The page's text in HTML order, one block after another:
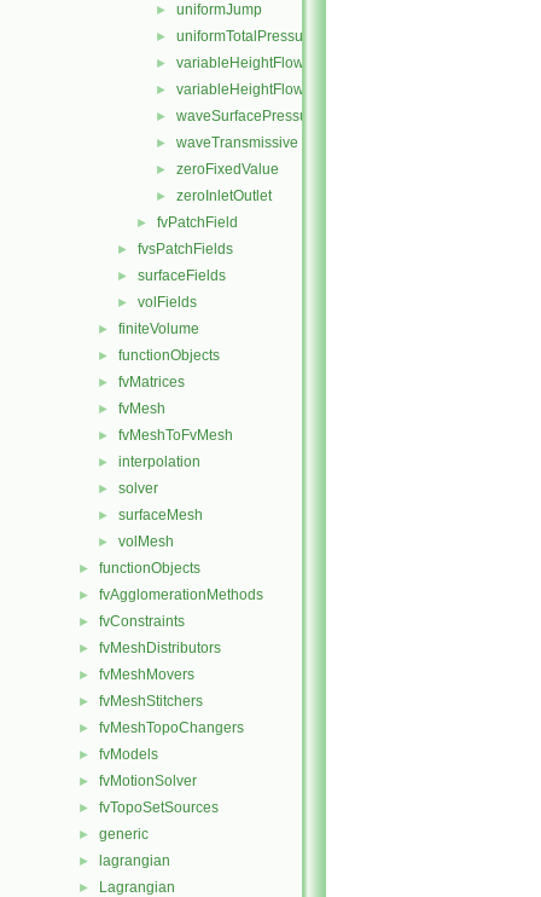
► uniformJump
► uniformTotalPressure
► variableHeightFlowRate
► variableHeightFlowRateInletVelocity
► waveSurfacePressure
► waveTransmissive
► zeroFixedValue
► zeroInletOutlet
► fvPatchField
► fvsPatchFields
► surfaceFields
► volFields
► finiteVolume
► functionObjects
► fvMatrices
► fvMesh
► fvMeshToFvMesh
► interpolation
► solver
► surfaceMesh
► volMesh
► functionObjects
► fvAgglomerationMethods
► fvConstraints
► fvMeshDistributors
► fvMeshMovers
► fvMeshStitchers
► fvMeshTopoChangers
► fvModels
► fvMotionSolver
► fvTopoSetSources
► generic
► lagrangian
► Lagrangian